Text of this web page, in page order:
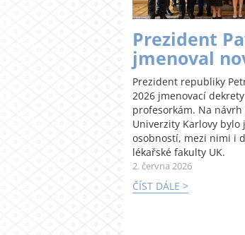
Prezident
jmenoval
Prezident republiky
2026 jmenovací
profesorkám. Na návrh
Univerzity Karlovy bylo
osobností, mezi nimi i
lékařské fakulty UK.
2. června 2026
ČÍST DÁLE >